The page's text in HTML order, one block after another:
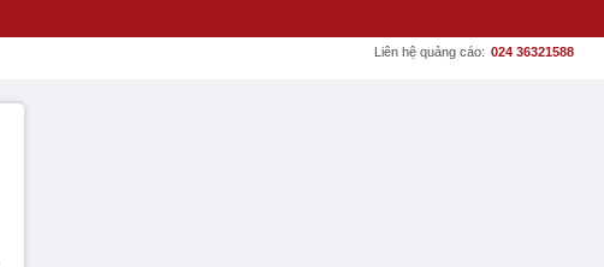
Liên hệ quảng cáo: 024 36321588